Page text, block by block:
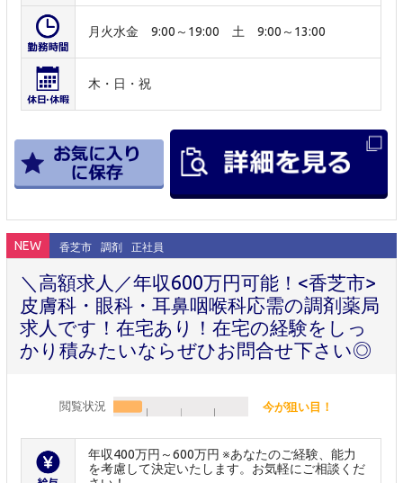
月火水金 9:00～19:00 土 9:00～13:00
木・日・祝
NEW 香芝市 調剤 正社員
＼高額求人／年収600万円可能！<香芝市>
皮膚科・眼科・耳鼻咽喉科応需の調剤薬局
求人です！在宅あり！在宅の経験をしっ
かり積みたいならぜひお問合せ下さい◎
閲覧状況 今が狙い目！
年収400万円～600万円 ※あなたのご経験、能力
を考慮して決定いたします。お気軽にご相談くだ